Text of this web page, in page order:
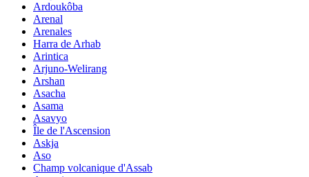
Ardoukôba
Arenal
Arenales
Harra de Arhab
Arintica
Arjuno-Welirang
Arshan
Asacha
Asama
Asavyo
Île de l'Ascension
Askja
Aso
Champ volcanique d'Assab